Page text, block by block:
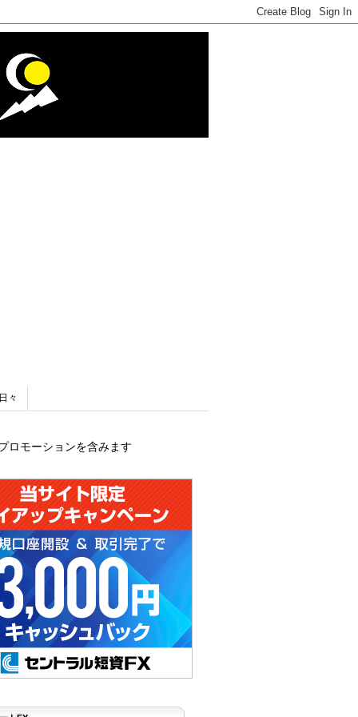
々
ロモーションを含みます